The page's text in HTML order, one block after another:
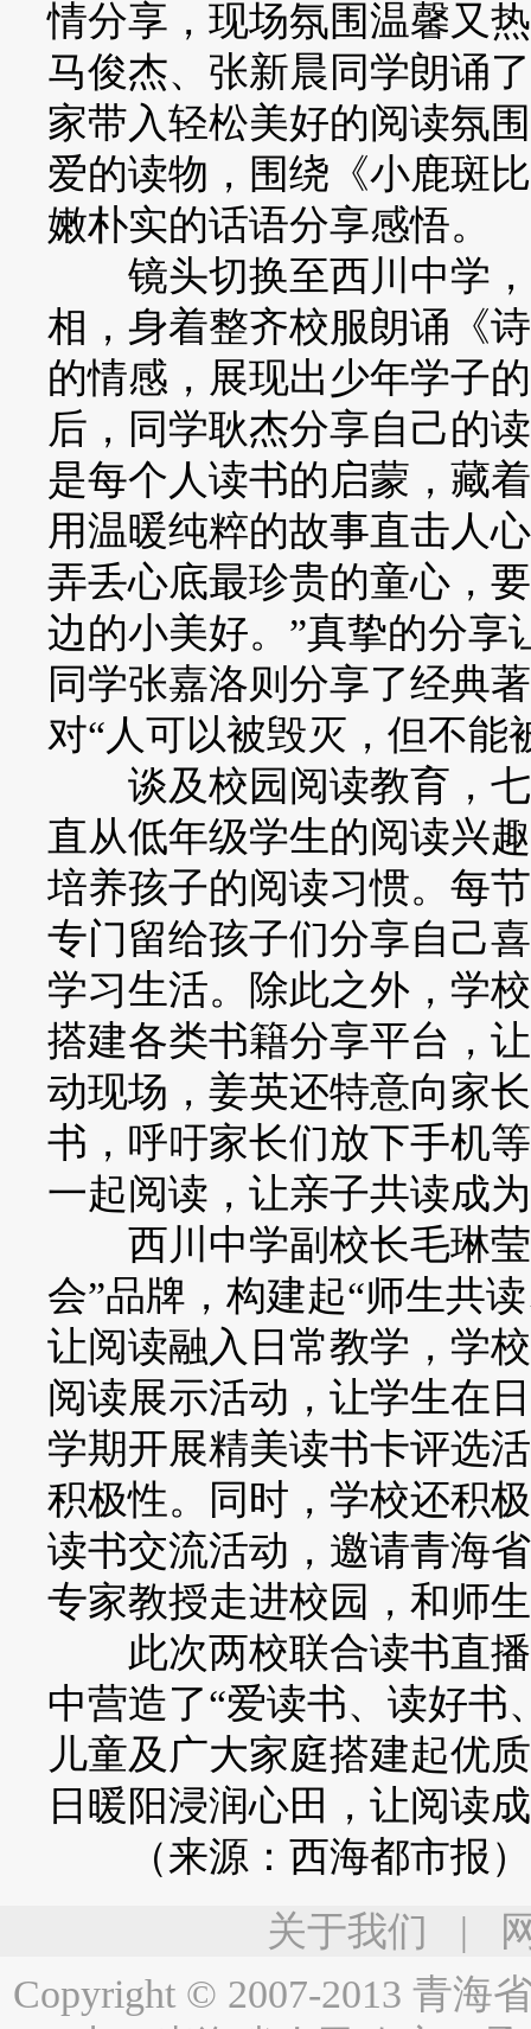
情分享，现场氛围温馨又
马俊杰、张新晨同学朗诵
家带入轻松美好的阅读氛
爱的读物，围绕《小鹿斑
嫩朴实的话语分享感悟。
镜头切换至西川中学，
相，身着整齐校服朗诵《
的情感，展现出少年学子
后，同学耿杰分享自己的
是每个人读书的启蒙，藏
用温暖纯粹的故事直击人
弄丢心底最珍贵的童心，
边的小美好。”真挚的分享
同学张嘉洛则分享了经典
对“人可以被毁灭，但不能
谈及校园阅读教育，七
直从低年级学生的阅读兴
培养孩子的阅读习惯。每
专门留给孩子们分享自己
学习生活。除此之外，学
搭建各类书籍分享平台，
动现场，姜英还特意向家
书，呼吁家长们放下手机
一起阅读，让亲子共读成
西川中学副校长毛琳莹
会”品牌，构建起“师生共
让阅读融入日常教学，学
阅读展示活动，让学生在
学期开展精美读书卡评选
积极性。同时，学校还积
读书交流活动，邀请青海
专家教授走进校园，和师
此次两校联合读书直播
中营造了“爱读书、读好书
儿童及广大家庭搭建起优
日暖阳浸润心田，让阅读
（来源：西海都市报
关于我们 |
Copyright © 2007-2013 青海